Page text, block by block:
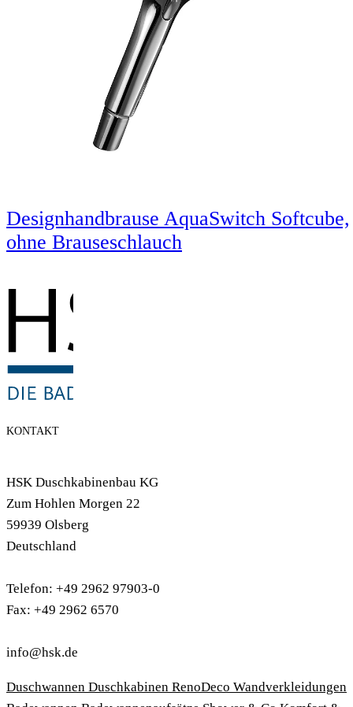
Designhandbrause AquaSwitch Softcube,
ohne Brauseschlauch
KONTAKT
HSK Duschkabinenbau KG
Zum Hohlen Morgen 22
59939 Olsberg
Deutschland
Telefon: +49 2962 97903-0
Fax: +49 2962 6570
info@hsk.de
Duschwannen Duschkabinen RenoDeco Wandverkleidungen